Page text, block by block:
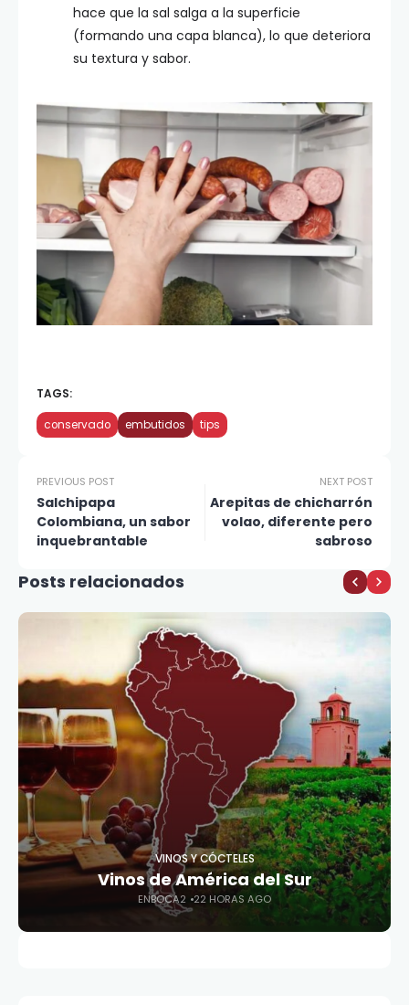
hace que la sal salga a la superficie
(formando una capa blanca), lo que deteriora
su textura y sabor.
TAGS:
conservado embutidos tips
PREVIOUS POST
Salchipapa
Colombiana, un sabor
inquebrantable
NEXT POST
Arepitas de chicharrón
volao, diferente pero
sabroso
Posts relacionados
VINOS Y CÓCTELES
Vinos de América del Sur
ENBOCA2 22 HORAS AGO